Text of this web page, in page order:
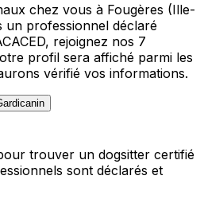
chez vous à Fougères (Ille-
un professionnel déclaré
rejoignez nos 7
profil sera affiché parmi les
vérifié vos informations.
trouver un dogsitter certifié
sont déclarés et